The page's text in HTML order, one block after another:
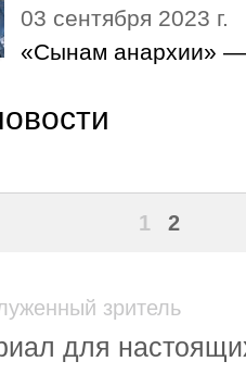
03 сентября 2023 г.
«Сынам анархии» —
1 2
зритель
для